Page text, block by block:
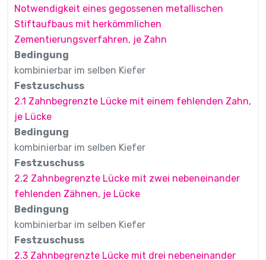
Notwendigkeit eines gegossenen metallischen
Stiftaufbaus mit herkömmlichen
Zementierungsverfahren, je Zahn
Bedingung
kombinierbar im selben Kiefer
Festzuschuss
2.1 Zahnbegrenzte Lücke mit einem fehlenden Zahn,
je Lücke
Bedingung
kombinierbar im selben Kiefer
Festzuschuss
2.2 Zahnbegrenzte Lücke mit zwei nebeneinander
fehlenden Zähnen, je Lücke
Bedingung
kombinierbar im selben Kiefer
Festzuschuss
2.3 Zahnbegrenzte Lücke mit drei nebeneinander